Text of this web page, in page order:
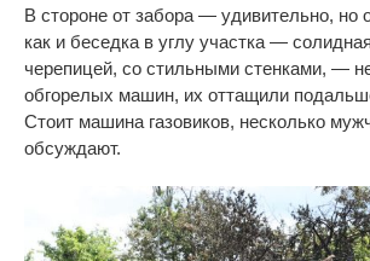
В стороне от забора — удивительно, но
как и беседка в углу участка —
черепицей, со стильными стенками, —
обгорелых машин, их оттащили
Стоит машина газовиков, несколько
обсуждают.